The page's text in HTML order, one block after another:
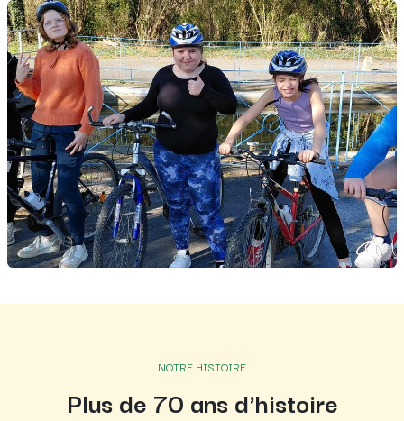
NOTRE HISTOIRE
Plus de 70 ans d'histoire